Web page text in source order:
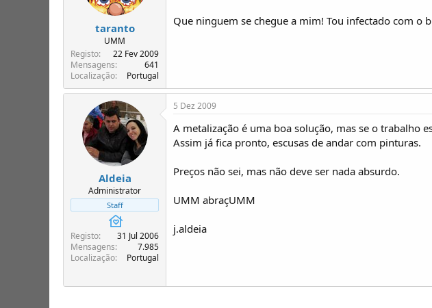
taranto
UMM
Registo
22 Fev 2009
Mensagens
641
Localização
Portugal
Que ninguem se chegue a mim! Tou infectado com o
Aldeia
Administrator
Staff
Registo
31 Jul 2006
Mensagens
7.985
Localização
Portugal
5 Dez 2009
A metalização é uma boa solução, mas se o trabalho
Assim já fica pronto, escusas de andar com pinturas.
Preços não sei, mas não deve ser nada absurdo.
UMM abraçUMM
j.aldeia